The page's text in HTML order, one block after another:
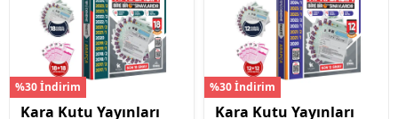
%30 İndirim
Kara Kutu Yayınları
%30 İndirim
Kara Kutu Yayınları